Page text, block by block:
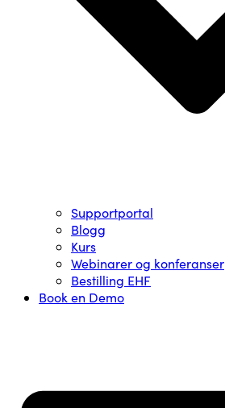
Supportportal
Blogg
Kurs
Webinarer og konferanser
Bestilling EHF
Book en Demo